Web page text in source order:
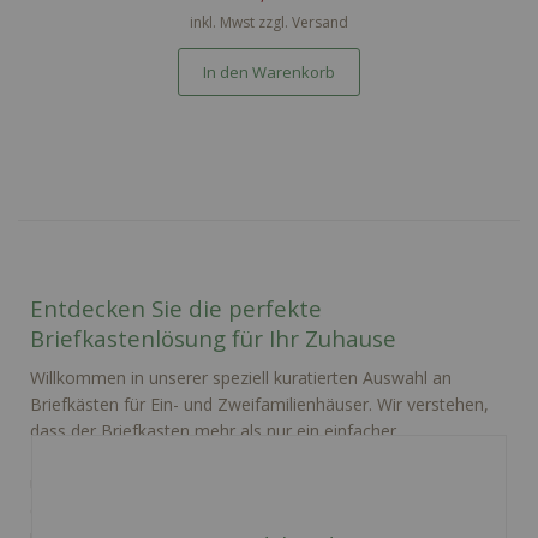
inkl. Mwst zzgl. Versand
In den Warenkorb
Entdecken Sie die perfekte
Briefkastenlösung für Ihr Zuhause
Willkommen in unserer speziell kuratierten Auswahl an
Briefkästen für Ein- und Zweifamilienhäuser. Wir verstehen,
dass der Briefkasten mehr als nur ein einfacher